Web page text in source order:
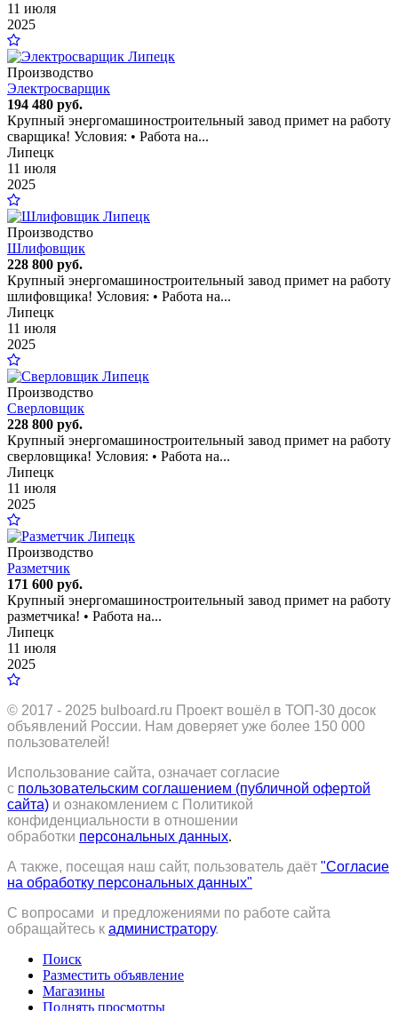
11 июля
2025
Производство
Электросварщик
194 480 руб.
Крупный энергомашиностроительный завод примет на работу
сварщика! Условия: • Работа на...
Липецк
11 июля
2025
Производство
Шлифовщик
228 800 руб.
Крупный энергомашиностроительный завод примет на работу
шлифовщика! Условия: • Работа на...
Липецк
11 июля
2025
Производство
Сверловщик
228 800 руб.
Крупный энергомашиностроительный завод примет на работу
сверловщика! Условия: • Работа на...
Липецк
11 июля
2025
Производство
Разметчик
171 600 руб.
Крупный энергомашиностроительный завод примет на работу
разметчика! • Работа на...
Липецк
11 июля
2025
© 2017 - 2025 bulboard.ru Проект вошёл в ТОП-30 досок
объявлений России. Нам доверяет уже более 150 000
пользователей!
Использование сайта, означает согласие
с пользовательским соглашением (публичной офертой
сайта) и ознакомлением с Политикой
конфиденциальности в отношении
обработки персональных данных.
А также, посещая наш сайт, пользователь даёт "Согласие
на обработку персональных данных"
С вопросами и предложениями по работе сайта
обращайтесь к администратору.
Поиск
Разместить объявление
Магазины
Поднять просмотры